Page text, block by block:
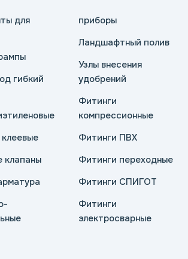
для
гибкий
клапаны
приборы
Ландшафтный полив
Узлы внесения
удобрений
Фитинги
компрессионные
Фитинги ПВХ
Фитинги переходные
Фитинги СПИГОТ
Фитинги
электросварные